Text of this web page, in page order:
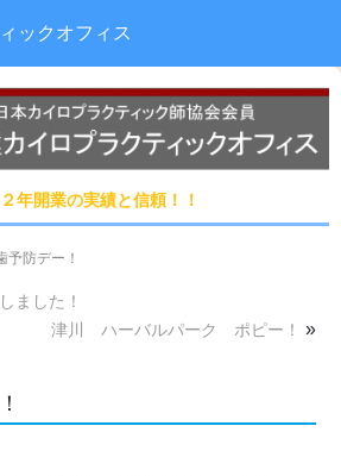
年開業の実績と信頼！！
ックオフィス
予防デー！
ました！
津川 ハーバルパーク ポピー！
»